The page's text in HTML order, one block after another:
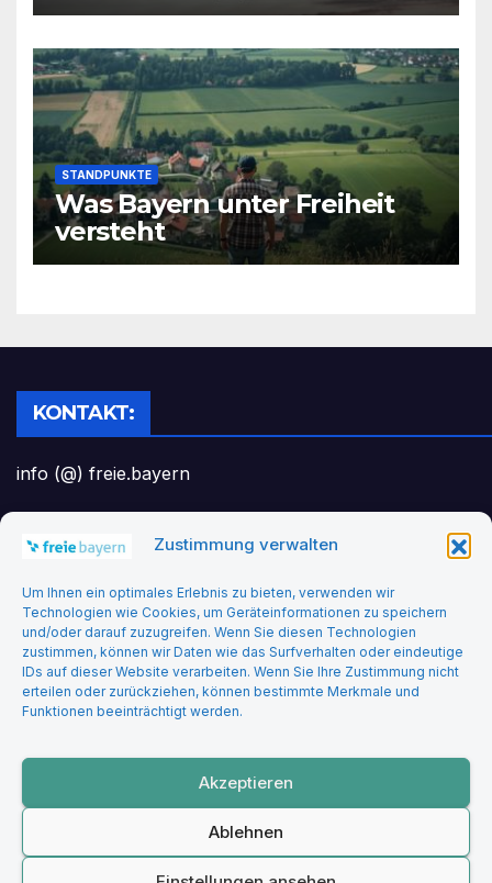
Zustimmung verwalten
Um Ihnen ein optimales Erlebnis zu bieten, verwenden wir
Technologien wie Cookies, um Geräteinformationen zu speichern
und/oder darauf zuzugreifen. Wenn Sie diesen Technologien
zustimmen, können wir Daten wie das Surfverhalten oder eindeutige
IDs auf dieser Website verarbeiten. Wenn Sie Ihre Zustimmung nicht
erteilen oder zurückziehen, können bestimmte Merkmale und
Funktionen beeinträchtigt werden.
Akzeptieren
Ablehnen
STANDPUNKTE
Was Bayern unter Freiheit
versteht
KONTAKT:
info (@) freie.bayern
Freie Bayern
Stolz präsentiert von WordPress
Themeansar